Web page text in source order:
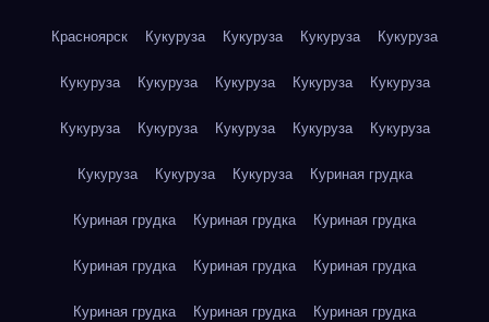
Красноярск Кукуруза Кукуруза Кукуруза Кукуруза
Кукуруза Кукуруза Кукуруза Кукуруза Кукуруза
Кукуруза Кукуруза Кукуруза Кукуруза Кукуруза
Кукуруза Кукуруза Кукуруза Куриная грудка
Куриная грудка Куриная грудка Куриная грудка
Куриная грудка Куриная грудка Куриная грудка
Куриная грудка Куриная грудка Куриная грудка